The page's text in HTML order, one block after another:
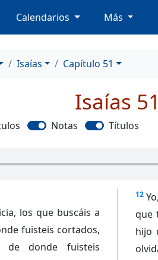
Calendarios Más
Isaías Capítulo 51
Isaías 51
Notas Títulos
los que buscáis a
fuisteis cortados,
donde fuisteis
12
que
hijo